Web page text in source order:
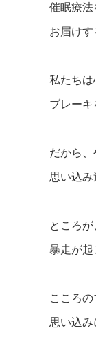
催眠療法
お届けす
私たちは
ブレーキ
だから、
思い込み
ところ
暴走が起
こころの
思い込み